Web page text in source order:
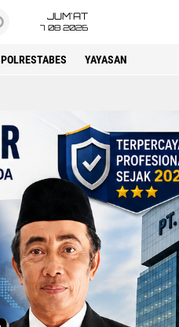
JUM'AT
7 08 2026
POLRESTABES YAYASAN